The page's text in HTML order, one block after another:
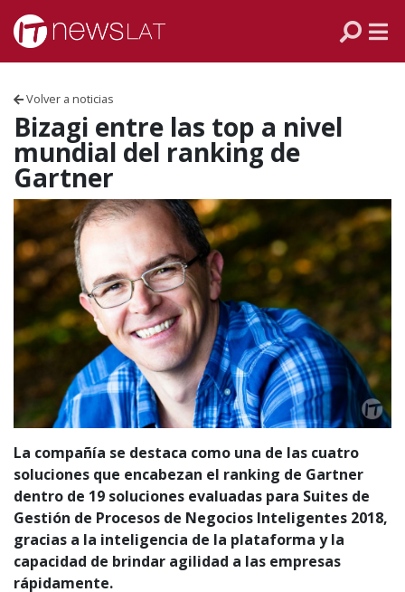
Skip to content
Volver a noticias
Bizagi entre las top a nivel
mundial del ranking de
Gartner
La compañía se destaca como una de las cuatro
soluciones que encabezan el ranking de Gartner
dentro de 19 soluciones evaluadas para Suites de
Gestión de Procesos de Negocios Inteligentes 2018,
gracias a la inteligencia de la plataforma y la
capacidad de brindar agilidad a las empresas
rápidamente.
VENEZUELA
ECUADOR
PERÚ
CHILE
ARGENTINA
MÉXICO